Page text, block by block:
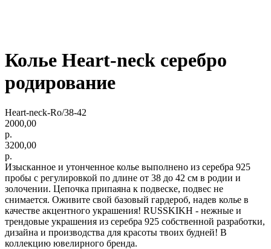
Колье Heart-neck серебро
родирование
Heart-neck-Ro/38-42
2000,00
р.
3200,00
р.
Изысканное и утонченное колье выполнено из серебра 925
пробы с регулировкой по длине от 38 до 42 см в родии и
золочении. Цепочка припаяна к подвеске, подвес не
снимается. Оживите свой базовый гардероб, надев колье в
качестве акцентного украшения! RUSSKIKH - нежные и
трендовые украшения из серебра 925 собственной разработки,
дизайна и производства для красоты твоих будней! В
коллекцию ювелирного бренда.